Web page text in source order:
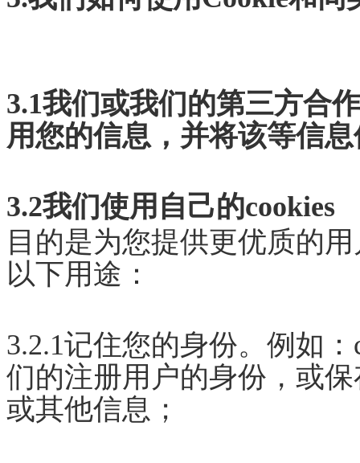
3.1我们或我们的第三方合
用您的信息，并将该等信
3.2我们使用自己的cookies
目的是为您提供更优质的
以下用途：
3.2.1记住您的身份。例如
们的注册用户的身份，或
或其他信息；